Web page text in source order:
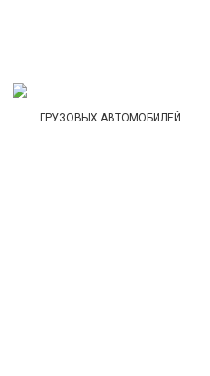
ГРУЗОВЫХ АВТОМОБИЛЕЙ